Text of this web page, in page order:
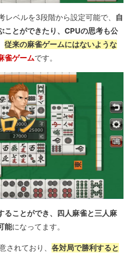
レベルを3段階から設定可能で、
自
ことができたり、CPUの思考も公
従来の麻雀ゲームにはないような
雀ゲームです。
ることができ、四人麻雀と三人麻
能になってます。
されており、 各対局で勝利すると